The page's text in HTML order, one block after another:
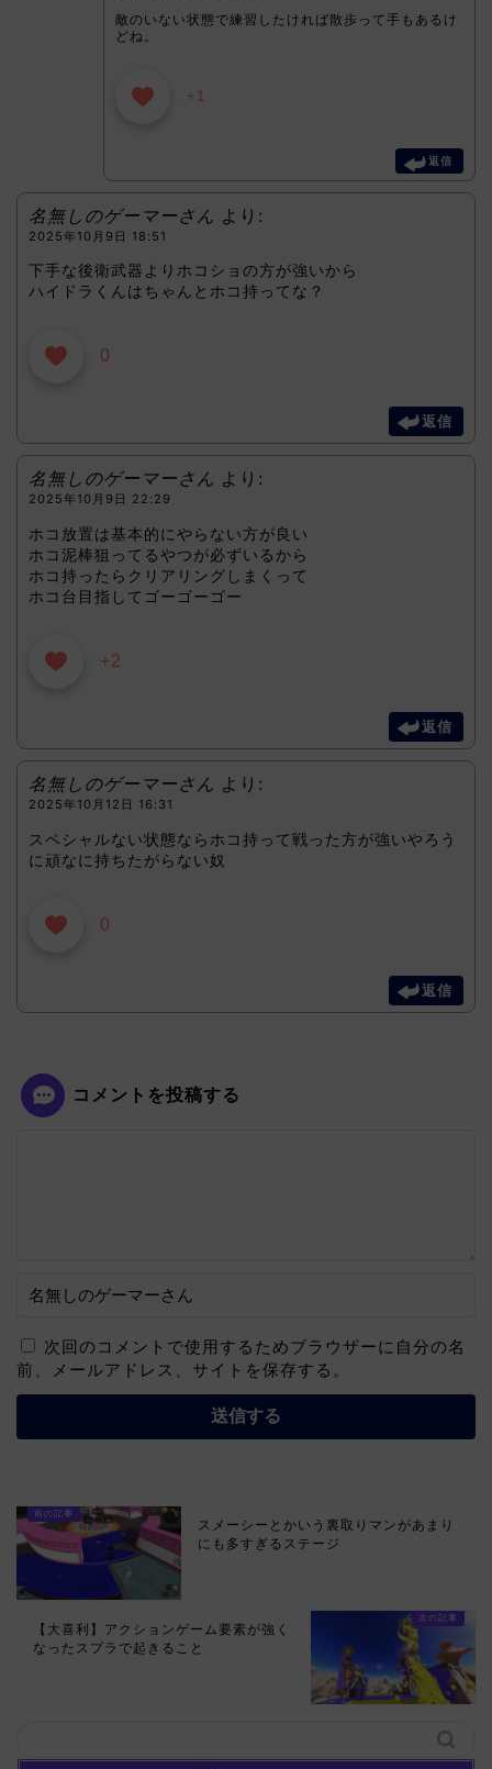
敵のいない状態で練習したければ散歩って手もあるけ
どね。
+1
返信
名無しのゲーマーさん より:
2025年10月9日 18:51
下手な後衛武器よりホコショの方が強いから
ハイドラくんはちゃんとホコ持ってな？
0
返信
名無しのゲーマーさん より:
2025年10月9日 22:29
ホコ放置は基本的にやらない方が良い
ホコ泥棒狙ってるやつが必ずいるから
ホコ持ったらクリアリングしまくって
ホコ台目指してゴーゴーゴー
+2
返信
名無しのゲーマーさん より:
2025年10月12日 16:31
スペシャルない状態ならホコ持って戦った方が強いやろう
に頑なに持ちたがらない奴
0
返信
コメントを投稿する
次回のコメントで使用するためブラウザーに自分の名
前、メールアドレス、サイトを保存する。
スメーシーとかいう裏取りマンがあまり
にも多すぎるステージ
【大喜利】アクションゲーム要素が強く
なったスプラで起きること